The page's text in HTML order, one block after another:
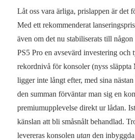
Låt oss vara ärliga, prislappen är det
Med ett rekommenderat
även om det nu stabiliserats till någon
PS5 Pro en avsevärd investering och
rekordnivå för konsoler (nyss släppta
ligger inte långt efter, med sina
den summan förväntar man sig en
premiumupplevelse direkt ur lådan.
känslan att bli småsnålt behandlad.
levereras konsolen utan den